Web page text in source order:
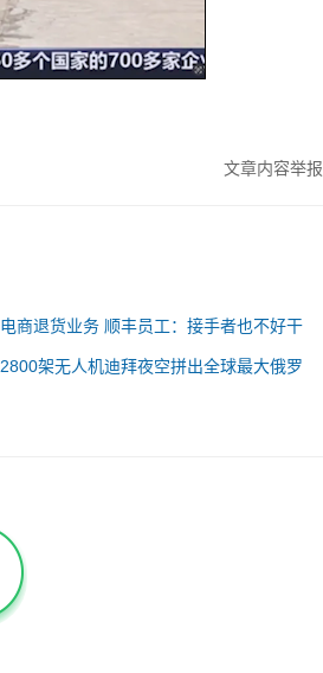
文章内容举报
商退货业务 顺丰员工：接手者也不好干
架无人机迪拜夜空拼出全球最大俄罗